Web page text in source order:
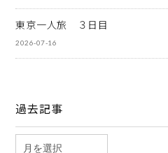
東京一人旅 ３日目
2026-07-16
過去記事